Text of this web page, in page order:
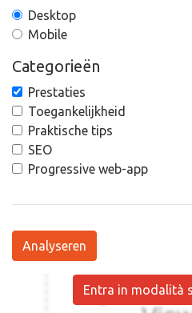
Desktop
Mobile
Categorieën
Prestaties
Toegankelijkheid
Praktische tips
SEO
Progressive web-app
Analyseren
Entra in modalità